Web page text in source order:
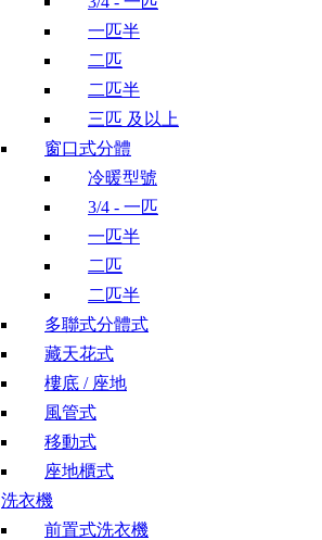
一匹半
二匹
二匹半
三匹 及以上
窗口式分體
冷暖型號
3/4 - 一匹
一匹半
二匹
二匹半
多聯式分體式
藏天花式
樓底 / 座地
風管式
移動式
座地櫃式
洗衣機
前置式洗衣機